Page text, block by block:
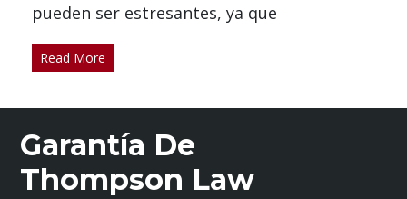
pueden ser estresantes, ya que
Read More
Garantía De
Thompson Law